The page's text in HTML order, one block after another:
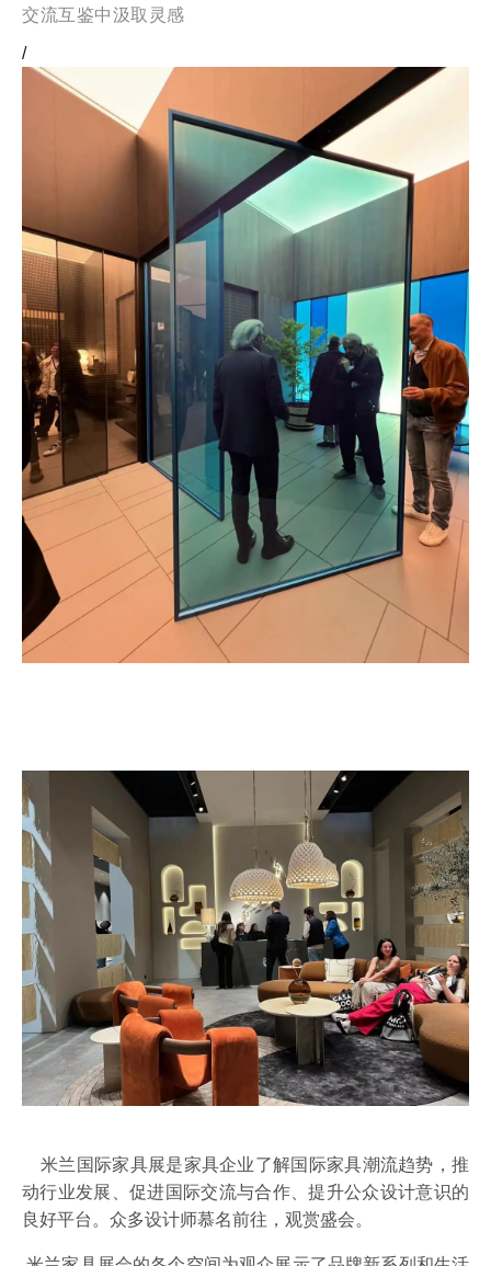
交流互鉴中汲取灵感
/
米兰国际家具展是家具企业了解国际家具潮流趋势，推
动行业发展、促进国际交流与合作、提升公众设计意识的
良好平台。众多设计师慕名前往，观赏盛会。